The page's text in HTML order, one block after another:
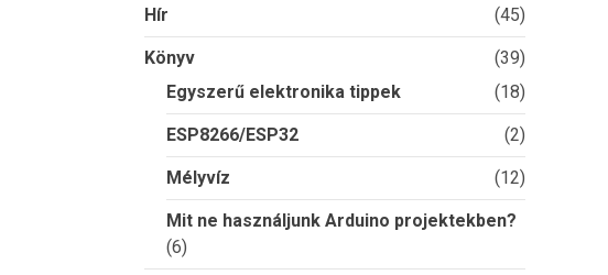
Hír (45)
Könyv
(39)
Egyszerű elektronika tippek
(18)
ESP8266/ESP32 (2)
Mélyvíz (12)
Mit ne használjunk Arduino projektekben?
(6)